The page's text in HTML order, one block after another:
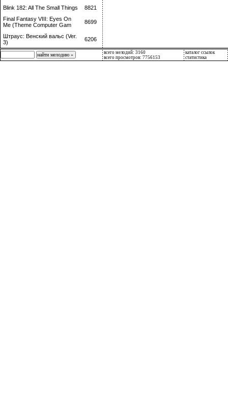
Blink 182: All The Small Things
8821
Final Fantasy VIII: Eyes On
Me (Theme Computer Gam
8699
Штраус: Венский вальс (Ver.
3)
6206
всего мелодий: 3160
всего просмотров: 7756153
каталог ссылок
статистика